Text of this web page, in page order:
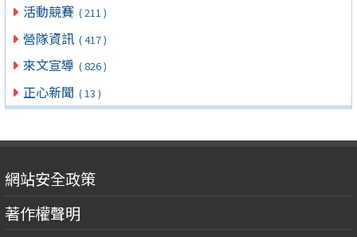
活動競賽 ( 211 )
營隊資訊 ( 417 )
來文宣導 ( 826 )
正心新聞 ( 13 )
網站安全政策
著作權聲明